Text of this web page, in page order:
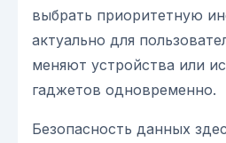
выбрать приоритетную
актуально для
меняют устройства или
гаджетов одновременно.
Безопасность данных